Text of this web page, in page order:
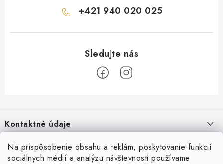
Na prispôsobenie obsahu a reklám, poskytovanie funkcií
sociálnych médií a analýzu návštevnosti používame
+421 940 020 025
pKontaktné údaje
Vintino.sk
Prevádzkovateľ: LAURES s.r.o.
O nás